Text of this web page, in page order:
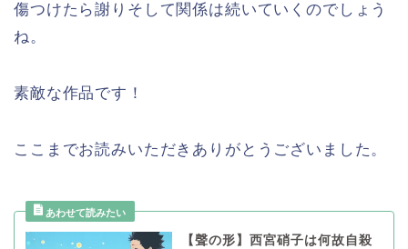
傷つけたら謝りそして関係は続いていくのでしょう
ね。
素敵な作品です！
ここまでお読みいただきありがとうございました。
【聲の形】西宮硝子は何故自殺